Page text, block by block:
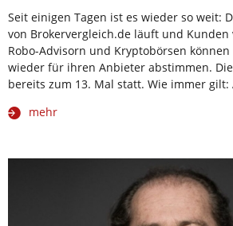
Seit einigen Tagen ist es wieder so weit:
von Brokervergleich.de läuft und Kunden
Robo-Advisorn und Kryptobörsen können
wieder für ihren Anbieter abstimmen.
bereits zum 13. Mal statt. Wie immer
mehr